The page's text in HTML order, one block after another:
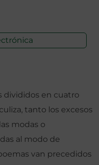
divididos en cuatro
tanto los excesos
modas o
al modo de
van precedidos